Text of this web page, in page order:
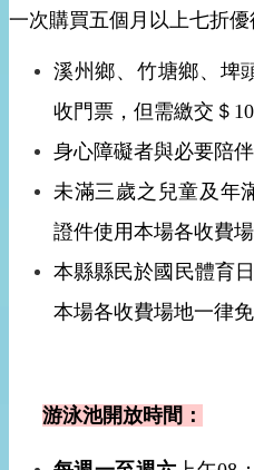
一次購買五個月以上七折優
溪州鄉、竹塘鄉、埤
收門票，但需繳交＄
身心障礙者與必要陪
未滿三歲之兒童及年
證件使用本場各收費
本縣縣民於國民體育
本場各收費場地一律
游泳池開放時間：